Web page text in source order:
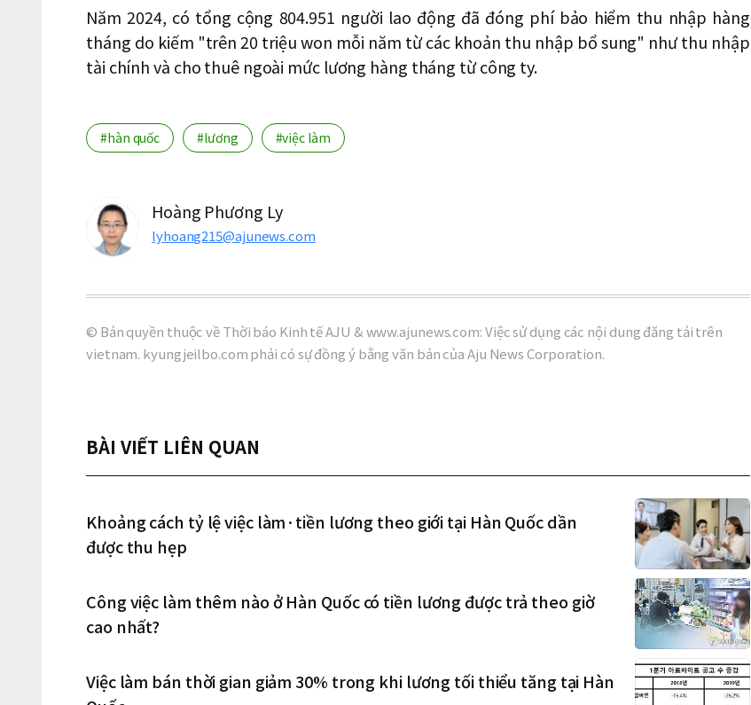
Năm 2024, có tổng cộng 804.951 người lao động đã đóng phí bảo hiểm thu nhập hàng
tháng do kiếm "trên 20 triệu won mỗi năm từ các khoản thu nhập bổ sung" như thu nhập
tài chính và cho thuê ngoài mức lương hàng tháng từ công ty.
#hàn quốc #lương #việc làm
Hoàng Phương Ly
lyhoang215@ajunews.com
© Bản quyền thuộc về Thời báo Kinh tế AJU & www.ajunews.com: Việc sử dụng các nội dung đăng tải trên
vietnam. kyungjeilbo.com phải có sự đồng ý bằng văn bản của Aju News Corporation.
BÀI VIẾT LIÊN QUAN
Khoảng cách tỷ lệ việc làm·tiền lương theo giới tại Hàn Quốc dần
được thu hẹp
Công việc làm thêm nào ở Hàn Quốc có tiền lương được trả theo giờ
cao nhất?
Việc làm bán thời gian giảm 30% trong khi lương tối thiểu tăng tại Hàn